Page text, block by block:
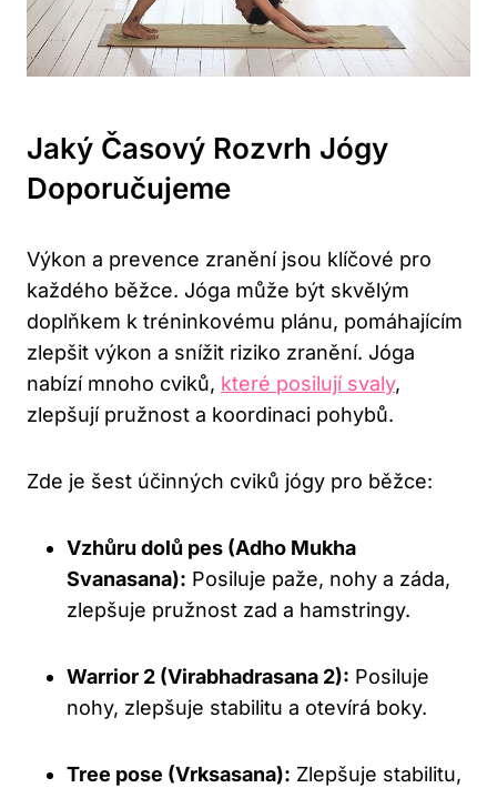
Jaký Časový Rozvrh Jógy
Doporučujeme
Výkon a prevence zranění jsou klíčové pro
každého běžce. Jóga může být skvělým
doplňkem k tréninkovému plánu, pomáhajícím
zlepšit výkon a snížit riziko zranění. Jóga
nabízí mnoho cviků, které posilují svaly,
zlepšují pružnost a koordinaci pohybů.
Zde je šest účinných cviků jógy pro běžce:
Vzhůru dolů pes (Adho Mukha
Svanasana): Posiluje paže, nohy a záda,
zlepšuje pružnost zad a hamstringy.
Warrior 2 (Virabhadrasana 2): Posiluje
nohy, zlepšuje stabilitu a otevírá boky.
Tree pose (Vrksasana): Zlepšuje stabilitu,